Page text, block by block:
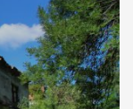
Точної дати […]